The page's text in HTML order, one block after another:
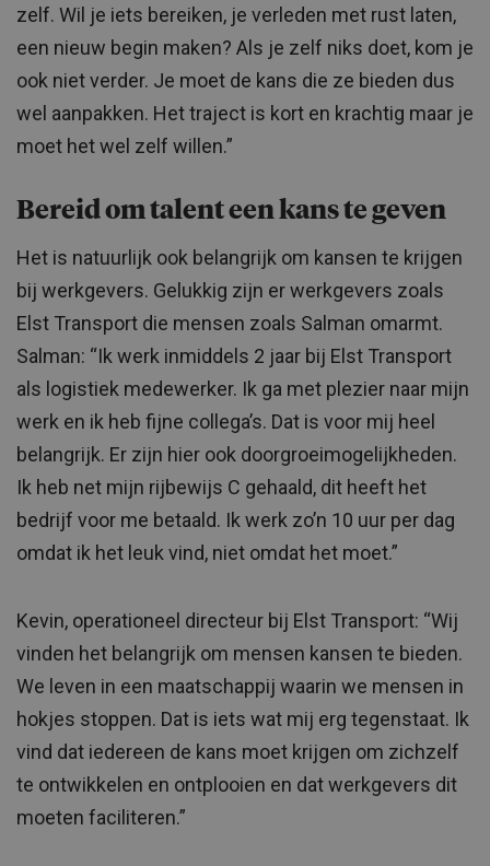
zelf. Wil je iets bereiken, je verleden met rust laten,
een nieuw begin maken? Als je zelf niks doet, kom je
ook niet verder. Je moet de kans die ze bieden dus
wel aanpakken. Het traject is kort en krachtig maar je
moet het wel zelf willen.”
Bereid om talent een kans te geven
Het is natuurlijk ook belangrijk om kansen te krijgen
bij werkgevers. Gelukkig zijn er werkgevers zoals
Elst Transport die mensen zoals Salman omarmt.
Salman: “Ik werk inmiddels 2 jaar bij Elst Transport
als logistiek medewerker. Ik ga met plezier naar mijn
werk en ik heb fijne collega’s. Dat is voor mij heel
belangrijk. Er zijn hier ook doorgroeimogelijkheden.
Ik heb net mijn rijbewijs C gehaald, dit heeft het
bedrijf voor me betaald. Ik werk zo’n 10 uur per dag
omdat ik het leuk vind, niet omdat het moet.”
Kevin, operationeel directeur bij Elst Transport: “Wij
vinden het belangrijk om mensen kansen te bieden.
We leven in een maatschappij waarin we mensen in
hokjes stoppen. Dat is iets wat mij erg tegenstaat. Ik
vind dat iedereen de kans moet krijgen om zichzelf
te ontwikkelen en ontplooien en dat werkgevers dit
moeten faciliteren.”